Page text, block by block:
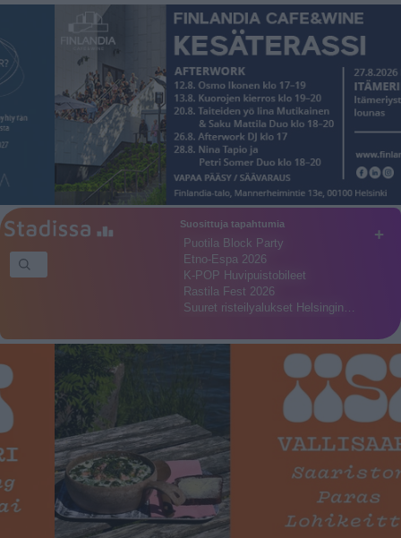
+
Suosittuja tapahtumia
Puotila Block Party
Etno-Espa 2026
K-POP Huvipuistobileet
Rastila Fest 2026
Suuret risteilyalukset Helsingin…